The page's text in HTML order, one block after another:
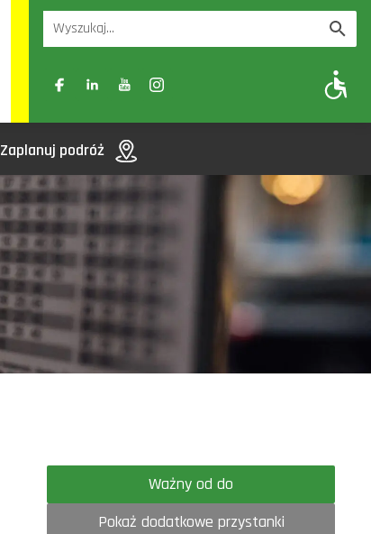
A- A A+
Zaplanuj podróż
Ważny od do
Pokaż dodatkowe przystanki